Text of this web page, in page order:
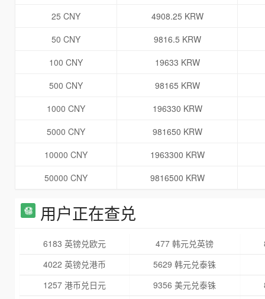
25 CNY
4908.25 KRW
50 CNY
9816.5 KRW
100 CNY
19633 KRW
500 CNY
98165 KRW
1000 CNY
196330 KRW
5000 CNY
981650 KRW
10000 CNY
1963300 KRW
50000 CNY
9816500 KRW
用户正在查兑
6183 英镑兑欧元 477 韩元兑英镑
4022 英镑兑港币
5629 韩元兑泰铢
1257 港币兑日元
9356 美元兑泰铢